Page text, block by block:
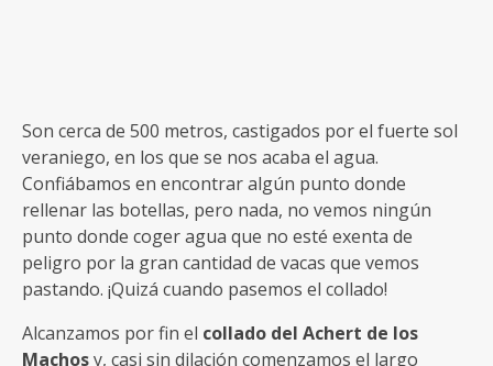
Son cerca de 500 metros, castigados por el fuerte sol
veraniego, en los que se nos acaba el agua.
Confiábamos en encontrar algún punto donde
rellenar las botellas, pero nada, no vemos ningún
punto donde coger agua que no esté exenta de
peligro por la gran cantidad de vacas que vemos
pastando. ¡Quizá cuando pasemos el collado!
Alcanzamos por fin el collado del Achert de los
Machosy, casi sin dilación comenzamos el largo